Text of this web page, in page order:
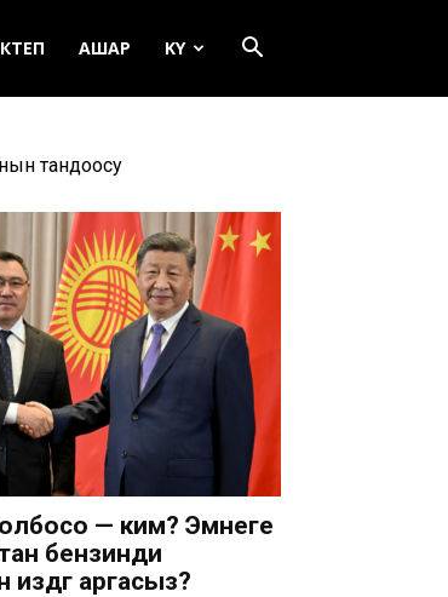
АШАР KY
тандоосу
— ким? Эмнеге
бензинди
аргасыз?